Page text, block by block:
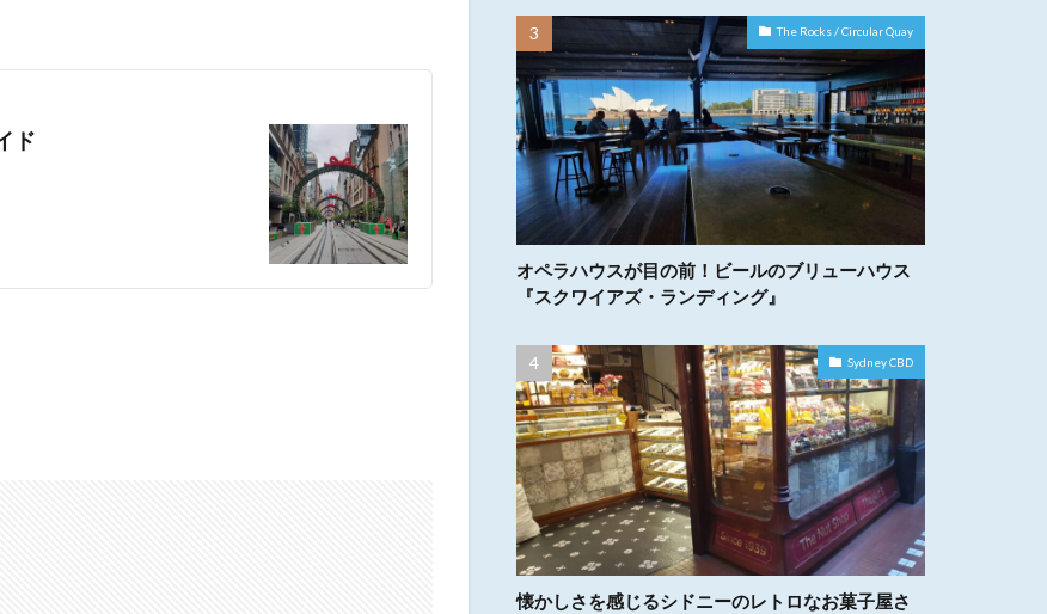
ド
The Rocks / Circular Quay
オペラハウスが目の前！ビールのブリューハウス
『スクワイアズ・ランディング』
Sydney CBD
懐かしさを感じるシドニーのレトロなお菓子屋さ